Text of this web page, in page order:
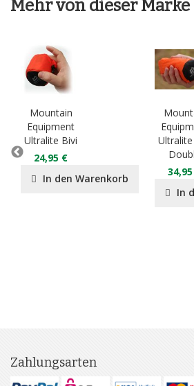
Mehr von dieser Marke
Mountain
Equipment
Ultralite Bivi
24,95 €
In den Warenkorb
In
Zahlungsarten